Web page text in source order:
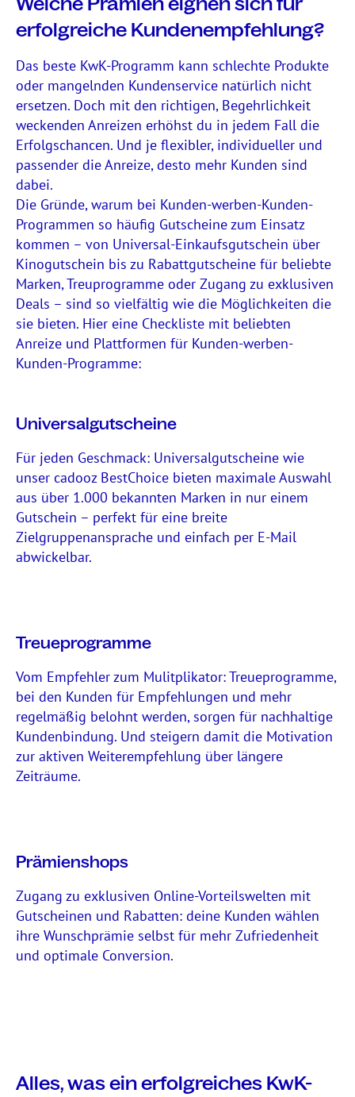
erfolgreiche Kundenempfehlung?
Das beste KwK-Programm kann schlechte Produkte
oder mangelnden Kundenservice natürlich nicht
ersetzen. Doch mit den richtigen, Begehrlichkeit
weckenden Anreizen erhöhst du in jedem Fall die
Erfolgschancen. Und je flexibler, individueller und
passender die Anreize, desto mehr Kunden sind
dabei.
Die Gründe, warum bei Kunden-werben-Kunden-
Programmen so häufig Gutscheine zum Einsatz
kommen – von Universal-Einkaufsgutschein über
Kinogutschein bis zu Rabattgutscheine für beliebte
Marken, Treuprogramme oder Zugang zu exklusiven
Deals – sind so vielfältig wie die Möglichkeiten die
sie bieten. Hier eine Checkliste mit beliebten
Anreize und Plattformen für Kunden-werben-
Kunden-Programme:
Universalgutscheine
Für jeden Geschmack: Universalgutscheine wie
unser cadooz BestChoice bieten maximale Auswahl
aus über 1.000 bekannten Marken in nur einem
Gutschein – perfekt für eine breite
Zielgruppenansprache und einfach per E-Mail
abwickelbar.
Treueprogramme
Vom Empfehler zum Mulitplikator: Treueprogramme,
bei den Kunden für Empfehlungen und mehr
regelmäßig belohnt werden, sorgen für nachhaltige
Kundenbindung. Und steigern damit die Motivation
zur aktiven Weiterempfehlung über längere
Zeiträume.
Prämienshops
Zugang zu exklusiven Online-Vorteilswelten mit
Gutscheinen und Rabatten: deine Kunden wählen
ihre Wunschprämie selbst für mehr Zufriedenheit
und optimale Conversion.
Alles, was ein erfolgreiches KwK-